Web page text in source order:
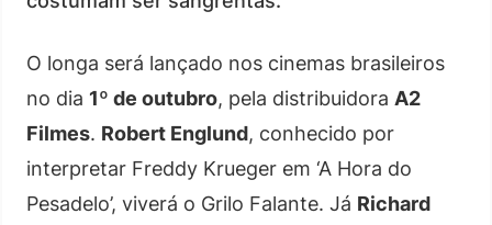
O longa será lançado nos cinemas brasileiros
no dia 1º de outubro, pela distribuidora A2
Filmes. Robert Englund, conhecido por
interpretar Freddy Krueger em ‘A Hora do
Pesadelo’, viverá o Grilo Falante. Já Richard